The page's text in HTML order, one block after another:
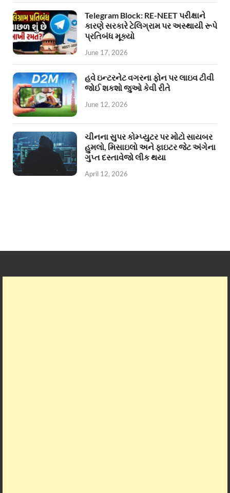
Telegram Block: RE-NEET પરીક્ષાને
કારણે સરકારે ટેલિગ્રામ પર અસ્થાયી રૂપે
પ્રતિબંધ મૂક્યો
June 17, 2026
હવે ઇન્ટરનેટ વગરના ફોન પર લાઇવ ટીવી
જોઈ શકશો જુઓ કેવી રીતે
June 12, 2026
ચીનના સુપર કોમ્પ્યુટર પર મોટો સાયબર
હુમલો, મિસાઇલો અને ફાઇટર જેટ અંગેના
ગુપ્ત દસ્તાવેજો લીક થયા
April 12, 2026